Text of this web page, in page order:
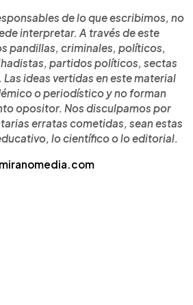
de lo que escribimos, no
interpretar. A través de este
pandillas, criminales, políticos,
partidos políticos, sectas
ideas vertidas en este material
o periodístico y no forman
opositor. Nos disculpamos por
erratas cometidas, sean estas
lo científico o lo editorial.